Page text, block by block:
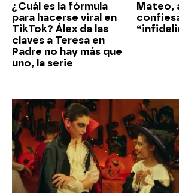
¿Cuál es la fórmula
para hacerse viral en
TikTok? Álex da las
claves a Teresa en
Padre no hay más que
uno, la serie
Mateo,